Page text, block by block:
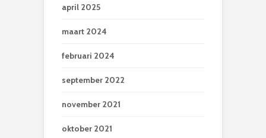
april 2025
maart 2024
februari 2024
september 2022
november 2021
oktober 2021